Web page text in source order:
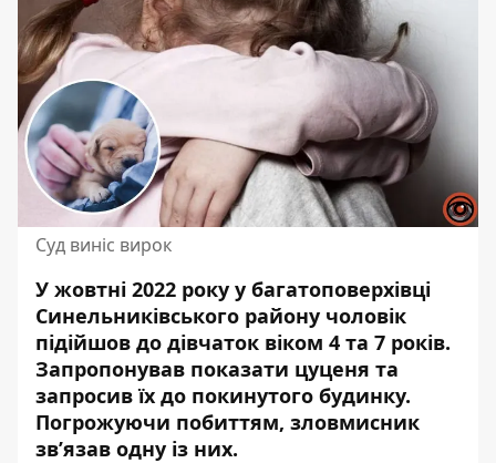
Суд виніс вирок
У жовтні 2022 року у багатоповерхівці
Синельниківського району чоловік
підійшов до дівчаток віком 4 та 7 років.
Запропонував показати цуценя та
запросив їх до покинутого будинку.
Погрожуючи побиттям, зловмисник
зв’язав одну із них.